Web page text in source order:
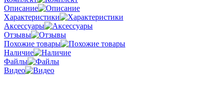
Описание
Характеристики
Аксессуары
Отзывы
Похожие товары
Наличие
Файлы
Видео